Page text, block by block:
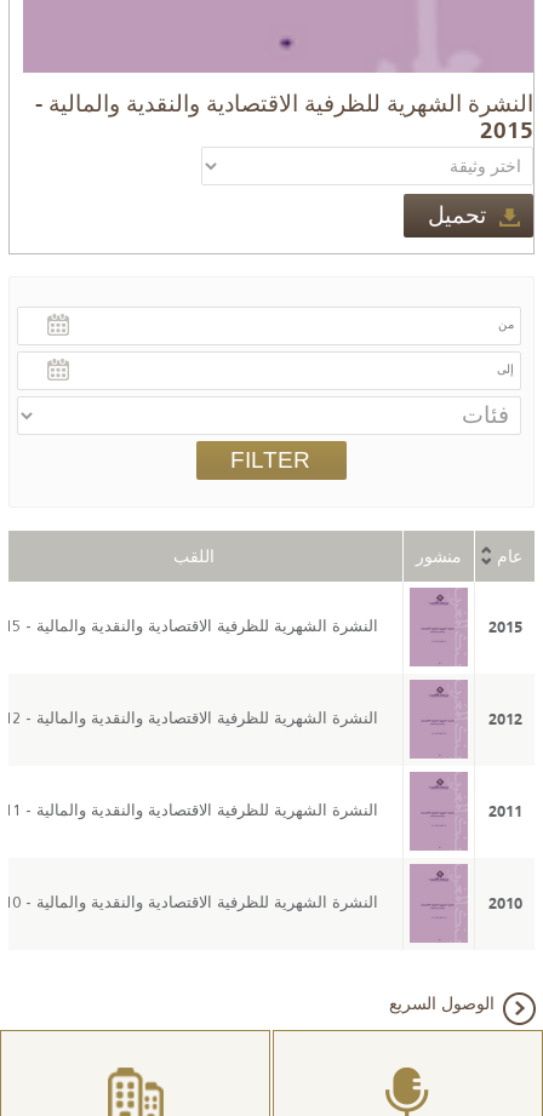
النشرة الشهرية للظرفية الاقتصادية والنقدية والمالية -
2015
تحميل
عام منشور اللقب
2015 النشرة الشهرية للظرفية الاقتصادية والنقدية والمالية - 2015
2012 النشرة الشهرية للظرفية الاقتصادية والنقدية والمالية - 2012
2011 النشرة الشهرية للظرفية الاقتصادية والنقدية والمالية - 2011
2010 النشرة الشهرية للظرفية الاقتصادية والنقدية والمالية - 2010
الوصول السريع